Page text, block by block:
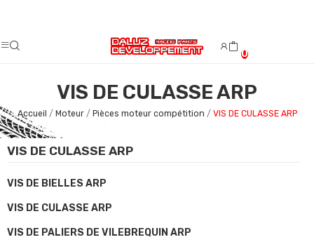
0
VIS DE CULASSE ARP
Accueil Moteur Pièces moteur compétition VIS DE CULASSE ARP
VIS DE CULASSE ARP
VIS DE BIELLES ARP
VIS DE CULASSE ARP
VIS DE PALIERS DE VILEBREQUIN ARP